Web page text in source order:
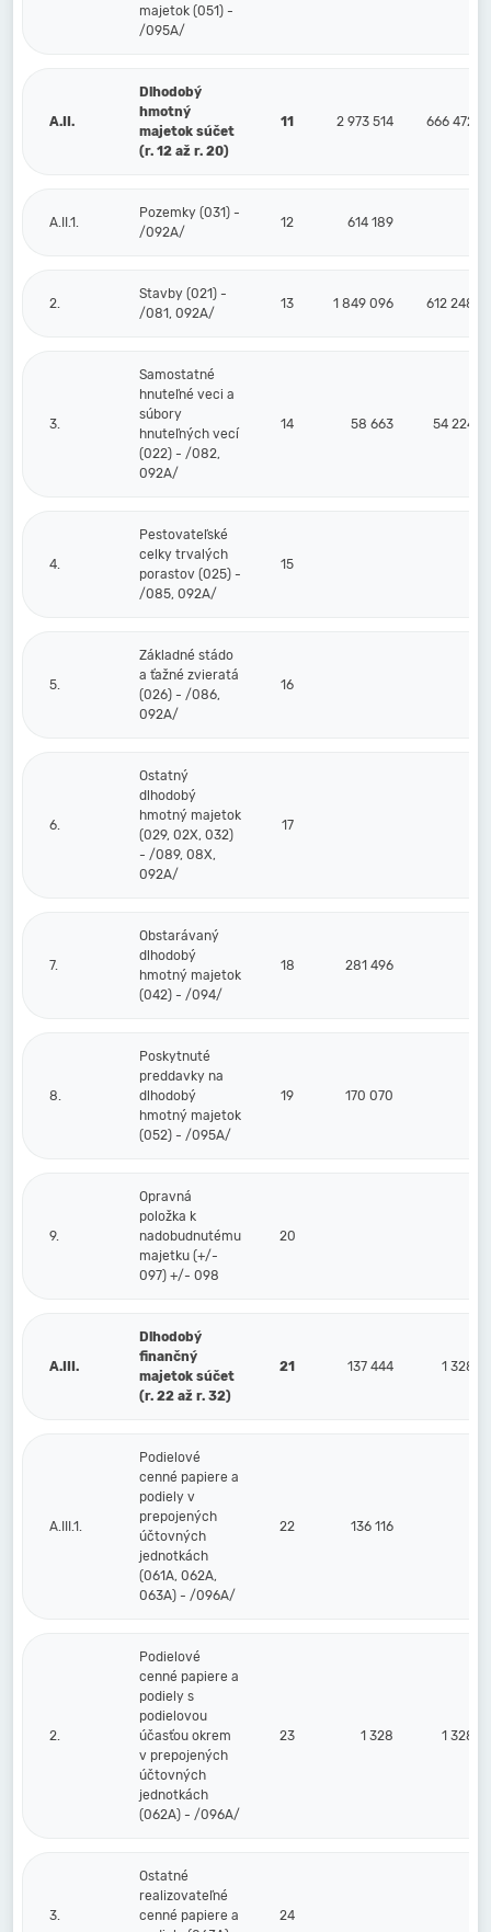
majetok (051) -
/095A/
A.II.
Dlhodobý
hmotný
majetok súčet
(r. 12 až r. 20)
11 2 973 514 666 472
A.II.1.
Pozemky (031) -
/092A/
12 614 189
2.
Stavby (021) -
/081, 092A/
13 1 849 096 612 248
3.
Samostatné
hnuteľné veci a
súbory
hnuteľných vecí
(022) - /082,
092A/
14 58 663 54 224
4.
Pestovateľské
celky trvalých
porastov (025) -
/085, 092A/
15
5.
Základné stádo
a ťažné zvieratá
(026) - /086,
092A/
16
6.
Ostatný
dlhodobý
hmotný majetok
(029, 02X, 032)
- /089, 08X,
092A/
17
7.
Obstarávaný
dlhodobý
hmotný majetok
(042) - /094/
18 281 496
8.
Poskytnuté
preddavky na
dlhodobý
hmotný majetok
(052) - /095A/
19 170 070
9.
Opravná
položka k
nadobudnutému
majetku (+/-
097) +/- 098
20
A.III.
Dlhodobý
finančný
majetok súčet
(r. 22 až r. 32)
21 137 444 1 328
A.III.1.
Podielové
cenné papiere a
podiely v
prepojených
účtovných
jednotkách
(061A, 062A,
063A) - /096A/
22 136 116
2.
Podielové
cenné papiere a
podiely s
podielovou
účasťou okrem
v prepojených
účtovných
jednotkách
(062A) - /096A/
23 1 328 1 328
3.
Ostatné
realizovateľné
cenné papiere a
24